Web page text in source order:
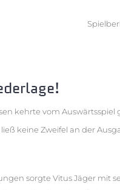
kehrte vom
keine Zweifel an der
sorgte Vitus Jäger mit